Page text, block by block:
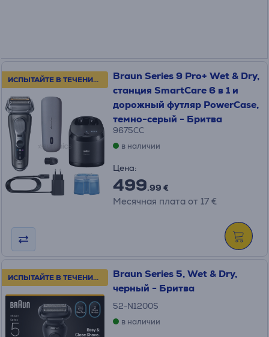
ИСПЫТАЙТЕ В ТЕЧЕНИЕ 100 ДНЕЙ!
Braun Series 9 Pro+ Wet & Dry,
станция SmartCare 6 в 1 и
дорожный футляр PowerCase,
темно-серый - Бритва
9675CC
в наличии
Цена:
499.99 €
Месячная плата от 17 €
ИСПЫТАЙТЕ В ТЕЧЕНИЕ 100 ДНЕЙ!
Braun Series 5, Wet & Dry,
черный - Бритва
52-N1200S
в наличии